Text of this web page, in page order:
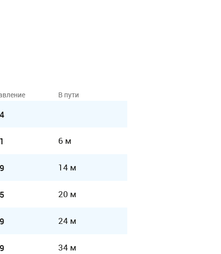
В пути
6 м
14 м
20 м
24 м
34 м